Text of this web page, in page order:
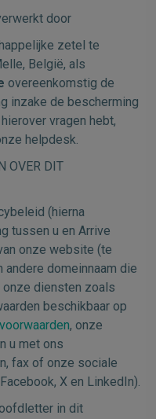
door
zetel te
België, als
overeenkomstig de
inzake de bescherming
vragen hebt,
helpdesk.
OVER DIT
(hierna
tussen u en Arrive
onze website (te
andere domeinnaam die
diensten zoals
beschikbaar op
, onze
u met ons
fax of onze sociale
X en LinkedIn).
in dit